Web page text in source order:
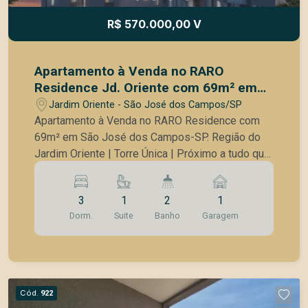
mão da proximidade com comércio, serviços e
vias de acesso da cidade. Excelente
R$ 570.000,00 V
Apartamento à Venda no RARO
Residence Jd. Oriente com 69m² em
São José dos Campos-SP.
Jardim Oriente - São José dos Campos/SP
Apartamento à Venda no RARO Residence com
69m² em São José dos Campos-SP. Região do
Jardim Oriente | Torre Única | Próximo a tudo que
você precisa! Detalhes do Imóvel: - 69 m² de
área privativa - 3 dormitórios sendo uma Suíte - 2
banheiros - 2 varandas - 1 vaga de garagem
coberta - A 400metros do Shopping Oriente -
Andar alto Diferenciais Acesso com asfalto Água
eletrônico Salão de festas Salão de jogos
Segurança 24h Academia Ficha Técnica do
3
Dorm.
1
Suite
2
Banho
1
Garagem
Cód. 922